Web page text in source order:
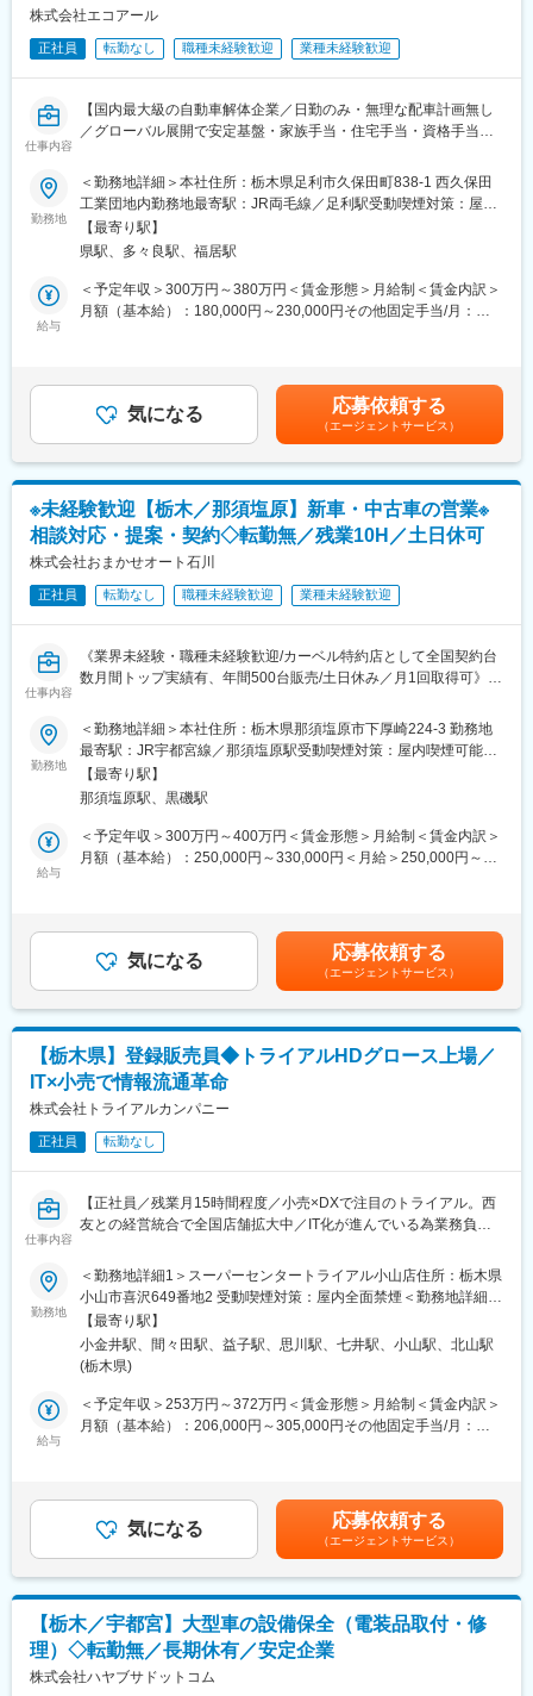
■入社後の流れ：
きます。
【安定基盤あり、業績も好調】
国内最大級の自動車解体企業として年間2万6,000台の解体を行っ
また世界50カ国に販売ネットワークを持ちグローバル展開でも実
績を伸ばしているので日本国内・海外での為替変動による業績変
動にも影響を受けづらい環境です。
【福利厚生充実】
ガソリン代の社員価格等生活に直結する福利厚生も整っておりま
す。
う会社です。車の買取り・解体・再生・再利用化・販売までワン
ストップで対応しているため、顧客から評価を頂いております。
車関連の福利厚生も充実しており、社内のガソリン給油ステーシ
ョンを安価で利用できる他、自動車部品の購入、タイヤ交換、オ
イル交換、車検整備など、社割価格で利用可能です。
変更の範囲：会社の定める業務
株式会社エコアール
正社員 転勤なし 職種未経験歓迎 業種未経験歓迎
仕事内容
【国内最大級の自動車解体企業／日勤のみ・無理な配車計画無し
／グローバル展開で安定基盤・家族手当・住宅手当・資格手当有
■業務内容：
使用済み自動車や中古車の引き取り、配送計画に基づいた運搬を
ご担当いただきます。※不動車はクレーンを使用します。
■詳細：
＜運搬車輛＞大型トラック、トレーラー
＜引き取り先＞片道～100km内が中心…自動車販売店／修理、鈑
■働く魅力：
＜ワークライフバランスの充実を求めるトラックドライバーが多
く在籍＞
間無しで働きやすい環境です。（繁忙期でも）無理な配車計画
や、深夜までの残業もありません。
◎月1～2回の土曜出勤以外は土日休みです。
ドライバー、自動車ディーラー、レッカー、大手中古車販売店、
鈑金・塗装、電気工事、製造、公務員など、様々なバックグラウ
■当社について：
う会社です。車の買取り・解体・再生・再利用化・販売までワン
ストップで対応しているため、顧客から評価を頂いております。
車関連の福利厚生も充実しており、社内のガソリン給油ステーシ
ョンを安価で利用できる他、自動車部品の購入、タイヤ交換、オ
変更の範囲：会社の定める業務
勤務地
＜勤務地詳細＞本社住所：栃木県足利市久保田町838-1 西久保田
工業団地内勤務地最寄駅：JR両毛線／足利駅受動喫煙対策：屋内
喫煙可能場所あり変更の範囲：無
【最寄り駅】
県駅、多々良駅、福居駅
給与
＜予定年収＞300万円～380万円＜賃金形態＞月給制＜賃金内訳＞
月額（基本給）：180,000円～230,000円その他固定手当/月：
手当＞有＜給与補足＞■昇給：年1回（4月）■賞与：年2回（7月、
12月）賃金はあくまでも目安の金額であり、選考を通じて上下す
る可能性があります。月給(月額)は固定手当を含めた表記です。
気になる 応募依頼する
（エージェントサービス）
※未経験歓迎【栃木／那須塩原】新車・中古車の営業※
相談対応・提案・契約◇転勤無／残業10H／土日休可
株式会社おまかせオート石川
正社員 転勤なし 職種未経験歓迎 業種未経験歓迎
仕事内容
《業界未経験・職種未経験歓迎/カーベル特約店として全国契約台
数月間トップ実績有、年間500台販売/土日休み／月1回取得可》
■採用背景
社内体制強化のため新しいメンバーをこの度2名募集致します◎
■職務内容
当社の窓口対応・自動車販売・自動車保険販売を担う営業担当と
して従事いただきます。
■職務詳細
ブが支給されます。
・当社では、那須塩原市のお客様一人ひとりとの長期的な関係性
を重視しています。
・0からの集客がないため、お客様との関係性を深め、お客さまに
寄り添った地域密着型の営業スタイルが当社の魅力です。
・集客は社長が担当しており、ユニークな社長の看板などを活用
■業務内容について：
型の自動車販売を行う当社にて自動車販売の営業担当として業務
に従事していただきます。新車も中古車もどちらも販売できるの
■配属部署：
本社の営業部に配属します。
20代~40代の4名(内女性1名)が活躍中です。
本店のほか、専門店を拠点に活動していただきます。
■業務の特徴：
土日は月1回休暇取得可能となり、子供の運動会や参観日等、学校
■当社の特徴
カーベル特約店として運営しており、600店／全国の中で、契約
台数月間トップに輝いた実績があります。
高齢者用の安全装置が装備された車の提供や免許証の返納補助な
ど、あらゆる角度からサポート出来る体制で運営しております。
※100円レンタカー：那須塩原店では10分100円から利用いただけ
る100円レンタカーのサービスで地域社会のニーズに根差したサ
勤務地
＜勤務地詳細＞本社住所：栃木県那須塩原市下厚崎224-3 勤務地
最寄駅：JR宇都宮線／那須塩原駅受動喫煙対策：屋内喫煙可能場
所あり
【最寄り駅】
那須塩原駅、黒磯駅
給与
＜予定年収＞300万円～400万円＜賃金形態＞月給制＜賃金内訳＞
月額（基本給）：250,000円～330,000円＜月給＞250,000円～
も目安の金額であり、選考を通じて上下する可能性があります。
月給(月額)は固定手当を含めた表記です。
気になる 応募依頼する
（エージェントサービス）
【栃木県】登録販売員◆トライアルHDグロース上場／
IT×小売で情報流通革命
株式会社トライアルカンパニー
正社員 転勤なし
仕事内容
【正社員／残業月15時間程度／小売×DXで注目のトライアル。西
友との経営統合で全国店舗拡大中／IT化が進んでいる為業務負担
みにも積極的にかかわることが出来ます／マイカー通勤可】
■業務内容
各店舗のドラッグコーナーにて、OTC医薬品販売、化粧品販売な
ど接客業務をお任せします。
・接客販売 情報提供などの接客業務
・医薬品・健康食品等の補充、発注などの商品管理業務
・売場づくりなどの店舗管理業務
せしています。
スピード感のある業務と新しい取り組みなどにも主体的に考え、
トライすることを評価している社風です。資格を活かしながらよ
全国、小売業界から注目されている成長企業で大きな変化を一緒
に感じながら働いてみませんか。
■当社について：
勤務地
＜勤務地詳細1＞スーパーセンタートライアル小山店住所：栃木県
小山市喜沢649番地2 受動喫煙対策：屋内全面禁煙＜勤務地詳細2
＞スーパーセンタートライアル間々田店住所：栃木県小山市美し
が丘1丁目19番3 受動喫煙対策：屋内全面禁煙＜勤務地詳細3＞ト
ライアルドラッグ益子店住所：栃木県芳賀郡益子町大字益子2795
業所
【最寄り駅】
小金井駅、間々田駅、益子駅、思川駅、七井駅、小山駅、北山駅
(栃木県)
給与
＜予定年収＞253万円～372万円＜賃金形態＞月給制＜賃金内訳＞
月額（基本給）：206,000円～305,000円その他固定手当/月：
も目安の金額であり、選考を通じて上下する可能性があります。
月給(月額)は固定手当を含めた表記です。
気になる 応募依頼する
（エージェントサービス）
【栃木／宇都宮】大型車の設備保全（電装品取付・修
理）◇転勤無／長期休有／安定企業
株式会社ハヤブサドットコム